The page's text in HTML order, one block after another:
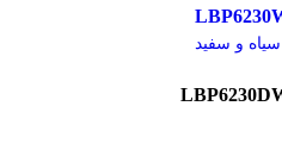
سیاه و سفید